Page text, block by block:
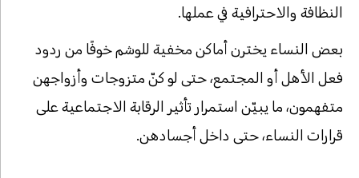
النظافة والاحترافية في عملها.
بعض النساء يخترن أماكن مخفية للوشم خوفًا من ردود
فعل الأهل أو المجتمع، حتى لو كنّ متزوجات وأزواجهن
متفهمون، ما يبيّن استمرار تأثير الرقابة الاجتماعية على
قرارات النساء، حتى داخل أجسادهن.